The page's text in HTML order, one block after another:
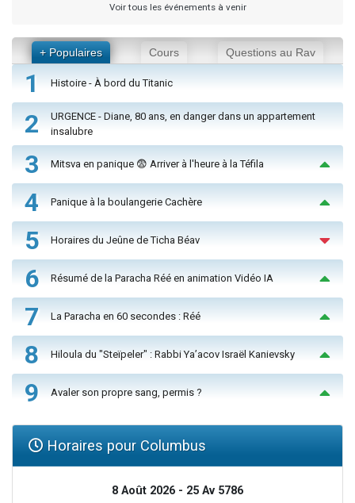
Voir tous les événements à venir
+ Populaires Cours Questions au Rav
1 Histoire - À bord du Titanic
2
URGENCE - Diane, 80 ans, en danger dans un appartement
insalubre
3 Mitsva en panique 😨 Arriver à l'heure à la Téfila
4 Panique à la boulangerie Cachère
5 Horaires du Jeûne de Ticha Béav
6 Résumé de la Paracha Réé en animation Vidéo IA
7 La Paracha en 60 secondes : Réé
8 Hiloula du "Steïpeler" : Rabbi Ya’acov Israël Kanievsky
9 Avaler son propre sang, permis ?
Horaires pour Columbus
8 Août 2026 - 25 Av 5786